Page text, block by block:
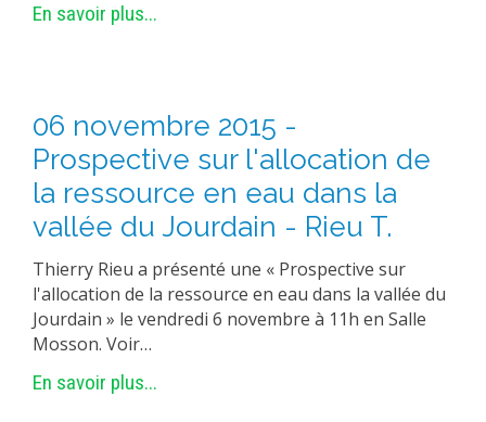
En savoir plus...
06 novembre 2015 -
Prospective sur l'allocation de
la ressource en eau dans la
vallée du Jourdain - Rieu T.
Thierry Rieu a présenté une « Prospective sur
l'allocation de la ressource en eau dans la vallée du
Jourdain » le vendredi 6 novembre à 11h en Salle
Mosson. Voir…
En savoir plus...